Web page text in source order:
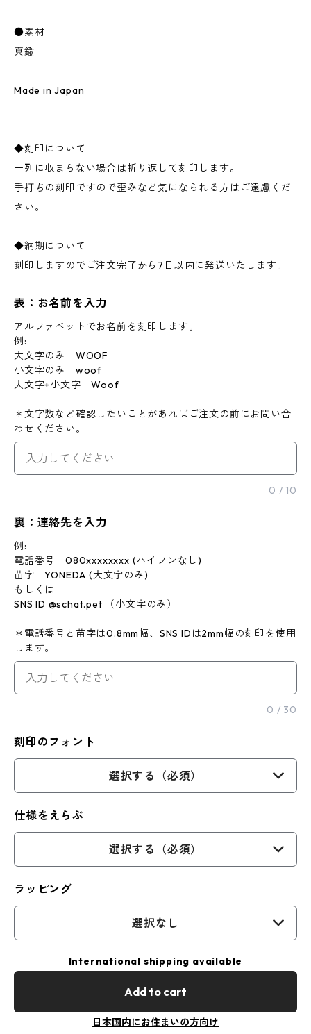
●素材
真鍮
Made in Japan
◆刻印について
一列に収まらない場合は折り返して刻印します。
手打ちの刻印ですので歪みなど気になられる方はご遠慮くだ
さい。
◆納期について
刻印しますのでご注文完了から7日以内に発送いたします。
表：お名前を入力
アルファベットでお名前を刻印します。
例:
大文字のみ WOOF
小文字のみ woof
大文字+小文字 Woof
＊文字数など確認したいことがあればご注文の前にお問い合
わせください。
0 / 10
裏：連絡先を入力
例:
電話番号 080xxxxxxxx (ハイフンなし)
苗字 YONEDA (大文字のみ)
もしくは
SNS ID @schat.pet （小文字のみ）
＊電話番号と苗字は0.8mm幅、SNS IDは2mm幅の刻印を使用
します。
0 / 30
刻印のフォント
選択する（必須）
仕様をえらぶ
選択する（必須）
ラッピング
選択なし
International shipping available
Add to cart
日本国内にお住まいの方向け